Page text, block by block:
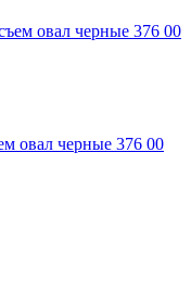
овал черные 376 00